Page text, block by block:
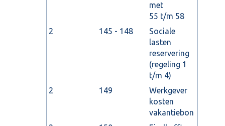
met
55 t/m 58
2
145 - 148
Sociale
lasten
reservering
(regeling 1
t/m 4)
2
149
Werkgever
kosten
vakantiebon